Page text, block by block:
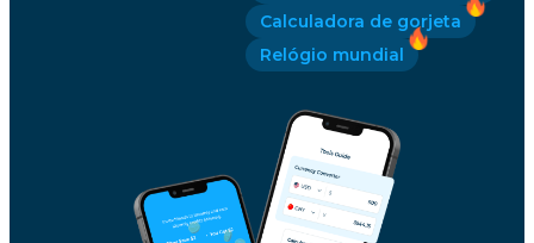
Calculadora de gorjeta
Relógio mundial